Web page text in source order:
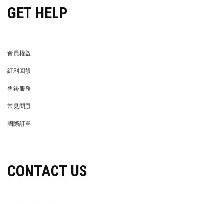
GET HELP
會員權益
紅利回饋
售後服務
常見問題
國際訂單
CONTACT US